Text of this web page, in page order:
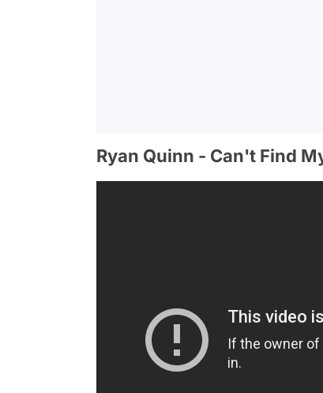
Ryan Quinn - Can't Find